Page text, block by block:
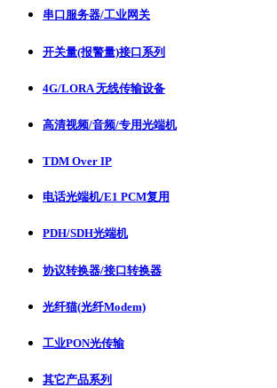
串口服务器/工业网关
开关量(报警量)接口系列
4G/LORA 无线传输设备
高清视频/音频/专用光端机
TDM Over IP
电话光端机/E1 PCM复用
PDH/SDH光端机
协议转换器/接口转换器
光纤猫(光纤Modem)
工业PON光传输
其它产品系列